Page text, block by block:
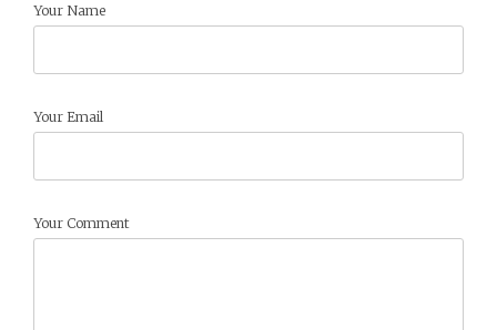
Your Name
Your Email
Your Comment